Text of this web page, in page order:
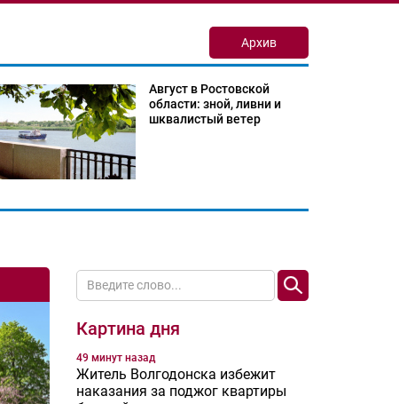
Архив
Август в Ростовской
области: зной, ливни и
шквалистый ветер
Картина дня
49 минут назад
Житель Волгодонска избежит
наказания за поджог квартиры